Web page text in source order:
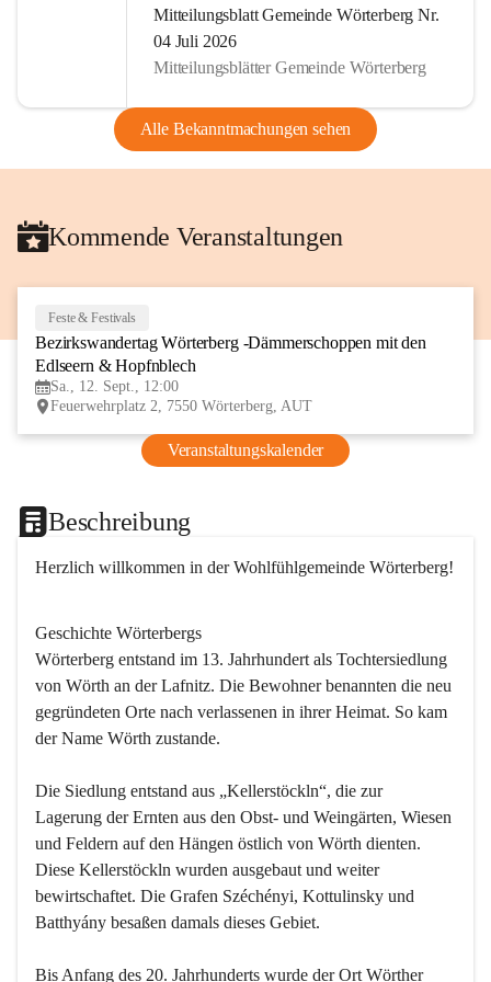
Mitteilungsblatt Gemeinde Wörterberg Nr.
04 Juli 2026
Mitteilungsblätter Gemeinde Wörterberg
Alle Bekanntmachungen sehen
Kommende Veranstaltungen
Feste & Festivals
Bezirkswandertag Wörterberg -Dämmerschoppen mit den
Edlseern & Hopfnblech
Sa., 12. Sept., 12:00
Feuerwehrplatz 2, 7550 Wörterberg, AUT
Veranstaltungskalender
Beschreibung
Herzlich willkommen in der Wohlfühlgemeinde Wörterberg!
Geschichte Wörterbergs
Wörterberg entstand im 13. Jahrhundert als Tochtersiedlung
von Wörth an der Lafnitz. Die Bewohner benannten die neu
gegründeten Orte nach verlassenen in ihrer Heimat. So kam
der Name Wörth zustande.
Die Siedlung entstand aus „Kellerstöckln“, die zur
Lagerung der Ernten aus den Obst- und Weingärten, Wiesen
und Feldern auf den Hängen östlich von Wörth dienten.
Diese Kellerstöckln wurden ausgebaut und weiter
bewirtschaftet. Die Grafen Széchényi, Kottulinsky und
Batthyány besaßen damals dieses Gebiet.
Bis Anfang des 20. Jahrhunderts wurde der Ort Wörther